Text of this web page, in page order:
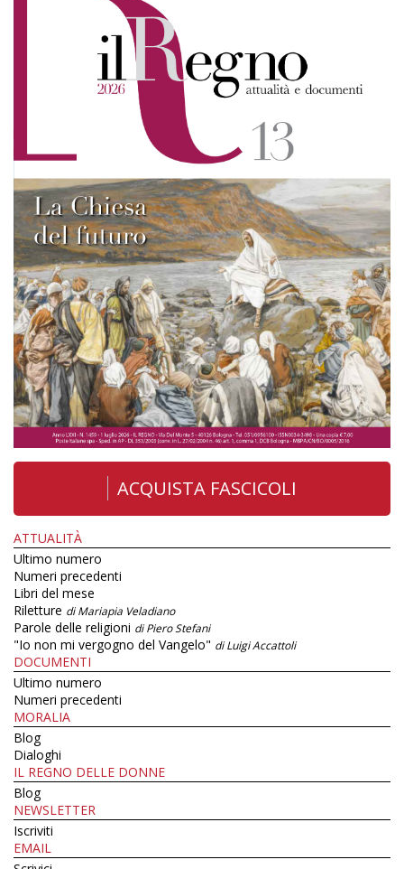
ACQUISTA FASCICOLI
ATTUALITÀ
Ultimo numero
Numeri precedenti
Libri del mese
Riletture di Mariapia Veladiano
Parole delle religioni di Piero Stefani
"Io non mi vergogno del Vangelo" di Luigi Accattoli
DOCUMENTI
Ultimo numero
Numeri precedenti
MORALIA
Blog
Dialoghi
IL REGNO DELLE DONNE
Blog
NEWSLETTER
Iscriviti
EMAIL